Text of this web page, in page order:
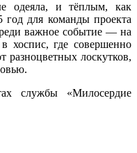
одеяла, и тёплым, как
год для команды проекта
важное событие — на
хоспис, где совершенно
разноцветных лоскутков,
службы «Милосердие